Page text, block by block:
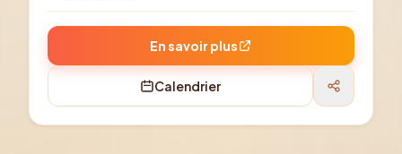
En savoir plus
Calendrier